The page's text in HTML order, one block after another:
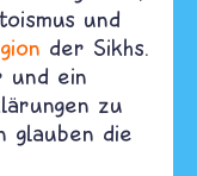
und
der Sikhs.
und ein
zu
glauben die